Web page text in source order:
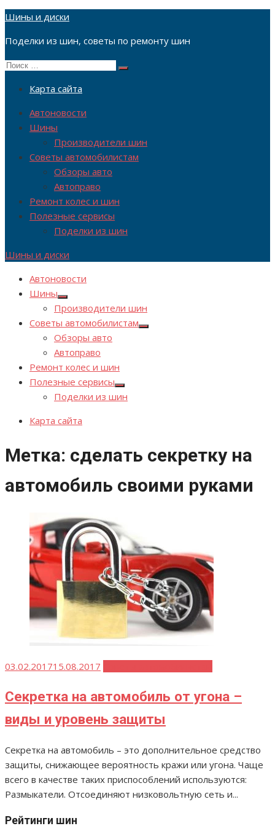
Перейти
содержимому
Шины и диски
Поделки из шин, советы по ремонту шин
Поиск
Поиск
Карта сайта
Автоновости
Шины
Производители шин
Советы автомобилистам
Обзоры авто
Автоправо
Ремонт колес и шин
Полезные сервисы
Поделки из шин
Шины и диски
Автоновости
Шины
Показывать
подменю
Производители шин
Советы автомобилистам
Показывать
Обзоры авто
Автоправо
Ремонт колес и шин
Полезные сервисы
Показывать
подменю
Поделки из шин
Карта сайта
Метка: сделать секретку на
автомобиль своими руками
Опубликовано
03.02.201715.08.2017
Секретка на автомобиль от угона –
виды и уровень защиты
Секретка на автомобиль – это дополнительное средство
защиты, снижающее вероятность кражи или угона. Чаще
всего в качестве таких приспособлений используются:
Размыкатели. Отсоединяют низковольтную сеть и...
Рейтинги шин